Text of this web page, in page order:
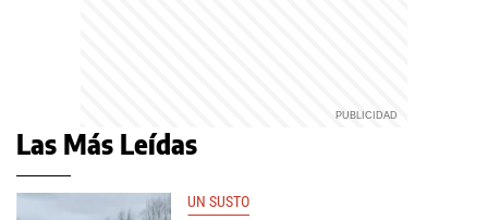
Las Más Leídas
UN SUSTO